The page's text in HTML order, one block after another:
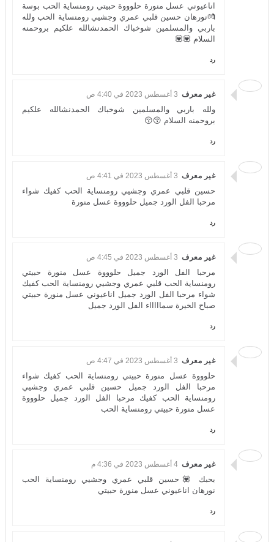
اناعيوني عسل منورة حلوووة حبيتي رومنساية الحب بوسة
💏نورهان حسين قلبي عمري وجشيي رومنساية الحب ولله
باربي والمسلمين شوخباك الحمدنشالله علكيم بروحمنه
السلام 💟💟
رد
غير معرف 3 أغسطس 2023 في 4:40 ص
ولله باربي والمسلمين شوخباك الحمدنشالله علكيم
بروحمنه السلام 😚😚
رد
غير معرف 3 أغسطس 2023 في 4:41 ص
حسين قلبي عمري وجشيي رومنساية الحب كفيك شواء
مرحبا الفل الورد جميل حلوووة عسل منورة
رد
غير معرف 3 أغسطس 2023 في 4:45 ص
مرحبا الفل الورد جميل حلوووة عسل منورة حبيتي
رومنساية الحب قلبي عمري وجشيي رومنساية الحب كفيك
شواء مرحبا الفل الورد جميل اناعيوني عسل منورة حبيتي
صباح الخيرة سماااااء الفل الورد جميل
رد
غير معرف 3 أغسطس 2023 في 4:47 ص
حلوووة عسل منورة حبيتي رومنساية الحب كفيك شواء
مرحبا الفل الورد جميل حسين قلبي عمري وجشيي
رومنساية الحب كفيك مرحبا الفل الورد جميل حلوووة
عسل منورة حبيتي رومنساية الحب
رد
غير معرف 4 أغسطس 2023 في 4:36 م
بحبك 💟حسين قلبي عمري وجشيي رومنساية الحب
نورهان اناعيوني عسل منورة حبيتي
رد